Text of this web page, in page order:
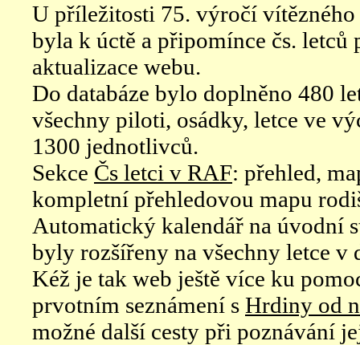
U příležitosti 75. výročí
byla k úctě a připomínce čs. letců
aktualizace webu.
Do databáze bylo doplněno 480
všechny piloti, osádky, letce ve
1300 jednotlivců.
Sekce Čs letci v RAF: přehled,
kompletní přehledovou mapu
Automatický kalendář na úvodní
byly rozšířeny na všechny letce v
Kéž je tak web ještě více ku
prvotním seznámení s Hrdiny od
možné další cesty při poznávání